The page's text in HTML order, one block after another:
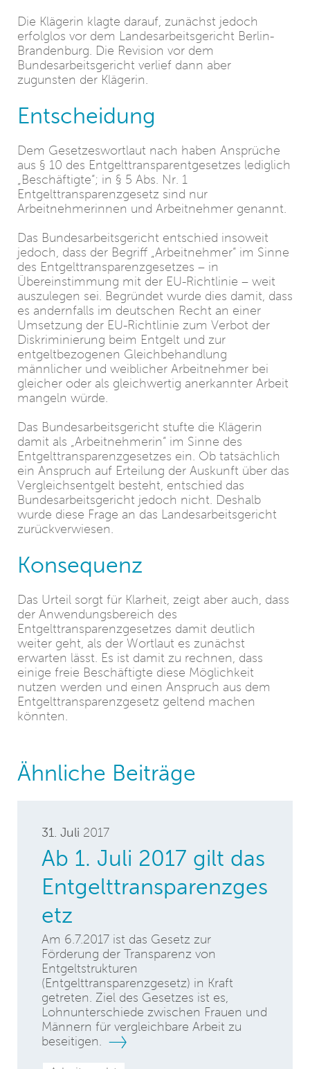
Die Klägerin klagte darauf, zunächst jedoch
erfolglos vor dem Landesarbeitsgericht Berlin-
Brandenburg. Die Revision vor dem
Bundesarbeitsgericht verlief dann aber
zugunsten der Klägerin.
Entscheidung
Dem Gesetzeswortlaut nach haben Ansprüche
aus § 10 des Entgelttransparentgesetzes lediglich
„Beschäftigte“; in § 5 Abs. Nr. 1
Entgelttransparenzgesetz sind nur
Arbeitnehmerinnen und Arbeitnehmer genannt.
Das Bundesarbeitsgericht entschied insoweit
jedoch, dass der Begriff „Arbeitnehmer“ im Sinne
des Entgelttransparenzgesetzes – in
Übereinstimmung mit der EU-Richtlinie – weit
auszulegen sei. Begründet wurde dies damit, dass
es andernfalls im deutschen Recht an einer
Umsetzung der EU-Richtlinie zum Verbot der
Diskriminierung beim Entgelt und zur
entgeltbezogenen Gleichbehandlung
männlicher und weiblicher Arbeitnehmer bei
gleicher oder als gleichwertig anerkannter Arbeit
mangeln würde.
Das Bundesarbeitsgericht stufte die Klägerin
damit als „Arbeitnehmerin“ im Sinne des
Entgelttransparenzgesetzes ein. Ob tatsächlich
ein Anspruch auf Erteilung der Auskunft über das
Vergleichsentgelt besteht, entschied das
Bundesarbeitsgericht jedoch nicht. Deshalb
wurde diese Frage an das Landesarbeitsgericht
zurückverwiesen.
Konsequenz
Das Urteil sorgt für Klarheit, zeigt aber auch, dass
der Anwendungsbereich des
Entgelttransparenzgesetzes damit deutlich
weiter geht, als der Wortlaut es zunächst
erwarten lässt. Es ist damit zu rechnen, dass
einige freie Beschäftigte diese Möglichkeit
nutzen werden und einen Anspruch aus dem
Entgelttransparenzgesetz geltend machen
könnten.
Ähnliche Beiträge
31. Juli 2017
Ab 1. Juli 2017 gilt das
Entgelttransparenzges
etz
Am 6.7.2017 ist das Gesetz zur
Förderung der Transparenz von
Entgeltstrukturen
(Entgelttransparenzgesetz) in Kraft
getreten. Ziel des Gesetzes ist es,
Lohnunterschiede zwischen Frauen und
Männern für vergleichbare Arbeit zu
beseitigen.